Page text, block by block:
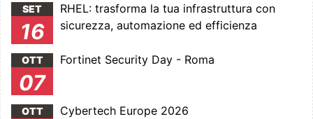
SET
16
RHEL: trasforma la tua infrastruttura con
sicurezza, automazione ed efficienza
OTT
07
Fortinet Security Day - Roma
OTT Cybertech Europe 2026